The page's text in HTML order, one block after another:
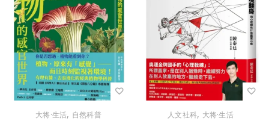
大将·生活, 自然科普 人文社科, 大将·生活